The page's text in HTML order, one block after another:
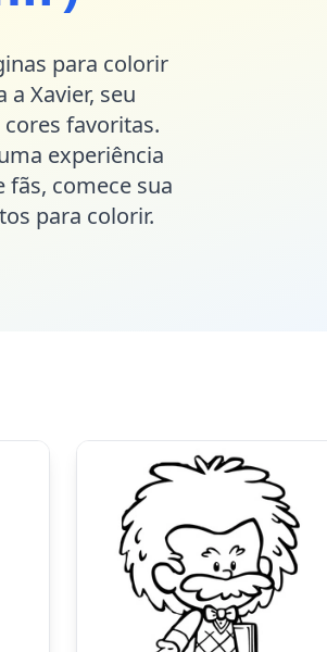
para colorir
Xavier, seu
favoritas.
experiência
comece sua
para colorir.